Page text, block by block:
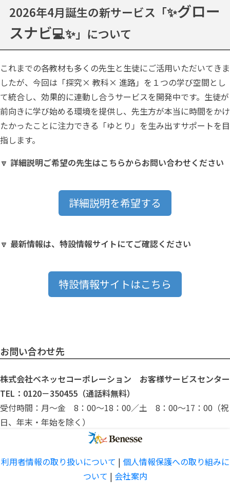
2026年4月誕生の新サービス「✨グロー
スナビ💻✨」について
これまでの各教材も多くの先生と生徒にご活用いただいてきま
したが、今回は「探究× 教科× 進路」を１つの学び空間とし
て統合し、効果的に連動し合うサービスを開発中です。生徒が
前向きに学び始める環境を提供し、先生方が本当に時間をかけ
たかったことに注力できる「ゆとり」を生み出すサポートを目
指します。
🔽 詳細説明ご希望の先生はこちらからお問い合わせください
詳細説明を希望する
🔽 最新情報は、特設情報サイトにてご確認ください
特設情報サイトはこちら
お問い合わせ先
株式会社ベネッセコーポレーション お客様サービスセンター
TEL：0120－350455（通話料無料）
受付時間：月～金 8：00～18：00／土 8：00～17：00（祝
日、年末・年始を除く）
利用者情報の取り扱いについて | 個人情報保護への取り組みに
ついて | 会社案内